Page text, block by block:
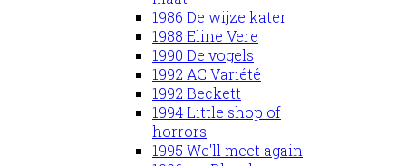
1986 De wijze kater
1988 Eline Vere
1990 De vogels
1992 AC Variété
1992 Beckett
1994 Little shop of
horrors
1995 We'll meet again